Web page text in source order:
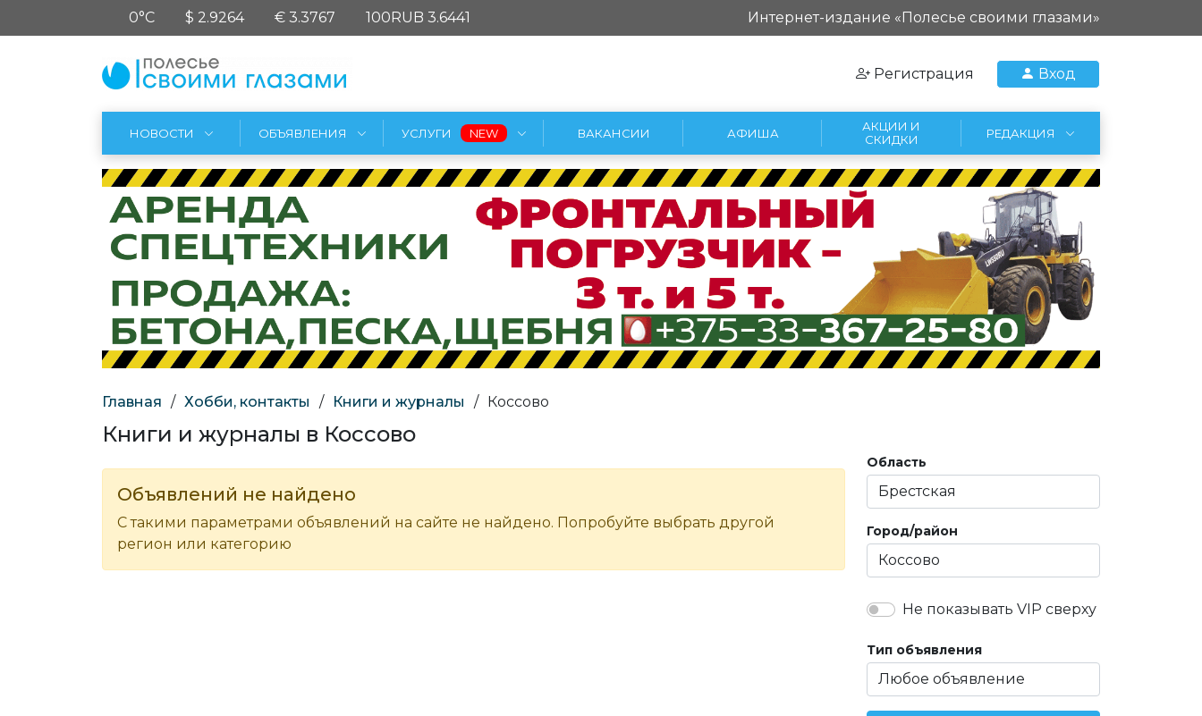
0°C $ 2.9264 € 3.3767 100RUB 3.6441 Интернет-издание «Полесье своими глазами»
Регистрация Вход
НОВОСТИ ОБЪЯВЛЕНИЯ УСЛУГИ ВАКАНСИИ АФИША
АКЦИИ И
СКИДКИ
РЕДАКЦИЯ
Главная / Хобби, контакты / Книги и журналы / Коссово
Книги и журналы в Коссово
Объявлений не найдено
С такими параметрами объявлений на сайте не найдено. Попробуйте выбрать другой
регион или категорию
Область
Город/район
Не показывать VIP сверху
Тип объявления